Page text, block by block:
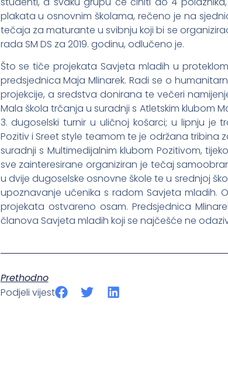
plakata u osnovnim školama, rečeno je na
tečaja za maturante u svibnju koji bi se
rada SM DS za 2019. godinu, odlučeno je.
Što se tiče projekata Savjeta mladih u
predsjednica Maja Mlinarek. Radi se o
projekcije, a sredstva donirana te večeri
Mala škola trčanja u suradnji s Atletskim klubom
3. dugoselski turnir u uličnoj košarci; u lipnju je
Pozitiv i Sreet style teamom te je održana tribina
suradnji s Multimedijalnim klubom Pozitivom,
sve zainteresirane organiziran je tečaj
u dvije dugoselske osnovne škole te u srednjoj
upoznavanje učenika s radom Savjeta mladih.
projekata ostvareno osam. Predsjednica
članova Savjeta mladih koji se najčešće ne
Prethodno
Podjeli vijest